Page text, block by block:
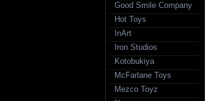
Good Smile Company
Hot Toys
InArt
Iron Studios
Kotobukiya
McFarlane Toys
Mezco Toyz